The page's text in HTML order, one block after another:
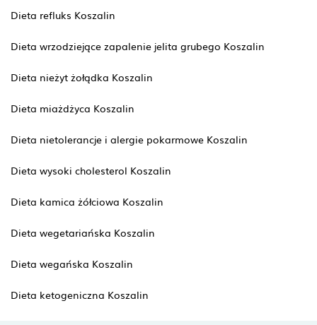
Dieta refluks Koszalin
Dieta wrzodziejące zapalenie jelita grubego Koszalin
Dieta nieżyt żołądka Koszalin
Dieta miażdżyca Koszalin
Dieta nietolerancje i alergie pokarmowe Koszalin
Dieta wysoki cholesterol Koszalin
Dieta kamica żółciowa Koszalin
Dieta wegetariańska Koszalin
Dieta wegańska Koszalin
Dieta ketogeniczna Koszalin